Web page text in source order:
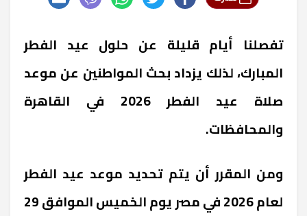
تفصلنا أيام قليلة عن حلول عيد الفطر
المبارك، لذلك يزداد بحث المواطنين عن موعد
صلاة عيد الفطر 2026 في القاهرة
والمحافظات.
ومن المقرر أن يتم تحديد موعد عيد الفطر
لعام 2026 في مصر يوم الخميس الموافق 29